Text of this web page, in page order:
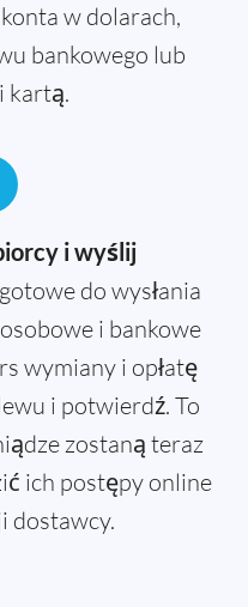
w dolarach,
bankowego lub
kartą.
i wyślij
do wysłania
i bankowe
wymiany i opłatę
i potwierdź. To
zostaną teraz
ich postępy online
dostawcy.